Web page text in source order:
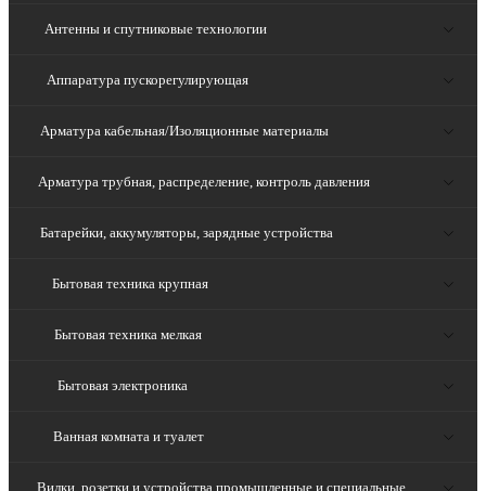
Антенны и спутниковые технологии
Аппаратура пускорегулирующая
Арматура кабельная/Изоляционные материалы
Арматура трубная, распределение, контроль давления
Батарейки, аккумуляторы, зарядные устройства
Бытовая техника крупная
Бытовая техника мелкая
Бытовая электроника
Ванная комната и туалет
Вилки, розетки и устройства промышленные и специальные